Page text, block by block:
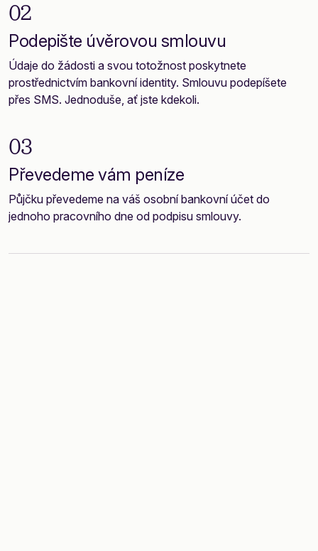
02
Podepište úvěrovou smlouvu
Údaje do žádosti a svou totožnost poskytnete
prostřednictvím bankovní identity. Smlouvu podepíšete
přes SMS. Jednoduše, ať jste kdekoli.
03
Převedeme vám peníze
Půjčku převedeme na váš osobní bankovní účet do
jednoho pracovního dne od podpisu smlouvy.